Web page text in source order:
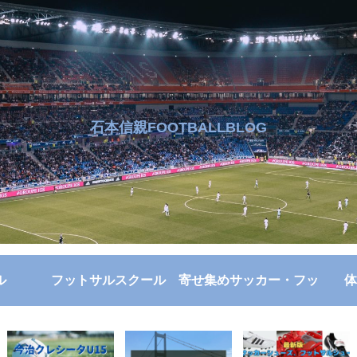
石本信親FOOTBALLBLOG
フットサルスクール 寄せ集めサッカー・フッ
トサル